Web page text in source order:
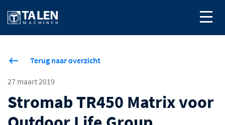
Terug naar overzicht
27 maart 2019
Stromab TR450 Matrix voor